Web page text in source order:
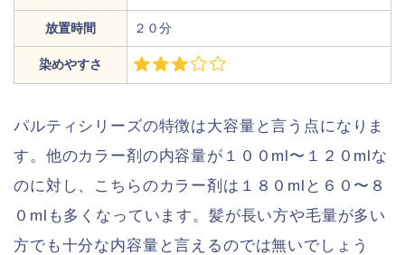
放置時間 ２０分
染めやすさ
パルティシリーズの特徴は大容量と言う点になりま
す。他のカラー剤の内容量が１００ml〜１２０mlな
のに対し、こちらのカラー剤は１８０mlと６０〜８
０mlも多くなっています。髪が長い方や毛量が多い
方でも十分な内容量と言えるのでは無いでしょう